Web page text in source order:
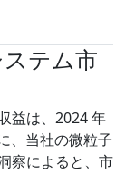
テム市
益は、2024 年
、当社の微粒子
察によると、市